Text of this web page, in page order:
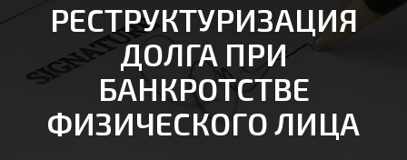
РЕСТРУКТУРИЗАЦИЯ
ДОЛГА ПРИ
БАНКРОТСТВЕ
ФИЗИЧЕСКОГО ЛИЦА